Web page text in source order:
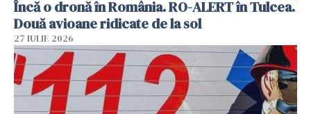
Încă o dronă în România. RO-ALERT în Tulcea.
Două avioane ridicate de la sol
27 IULIE 2026